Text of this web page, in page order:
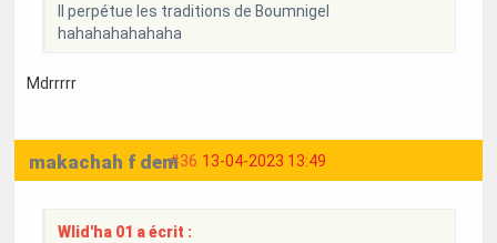
Il perpétue les traditions de Boumnigel
hahahahahahaha
Mdrrrrr
#36 13-04-2023 13:49
makachah f dem
Wlid'ha 01 a écrit :